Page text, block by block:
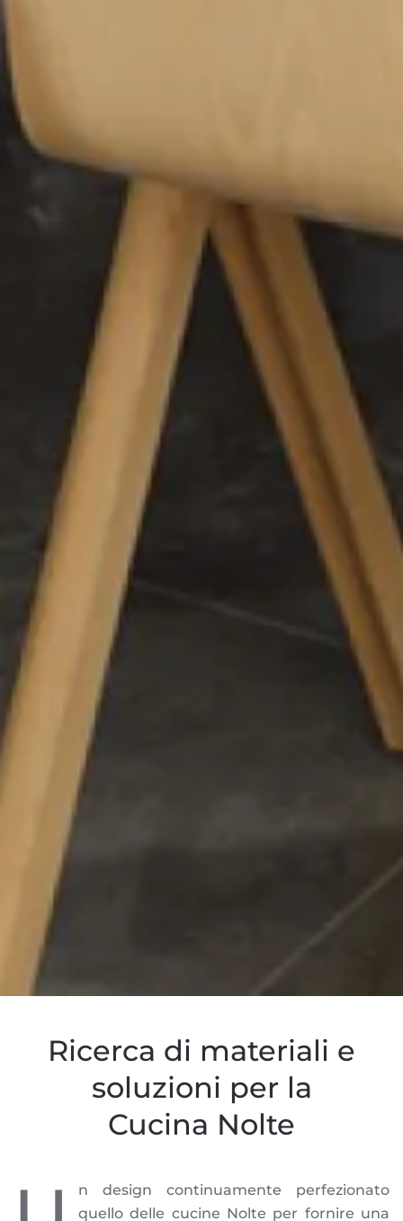
Ricerca di materiali e
soluzioni per la
Cucina Nolte
n design continuamente perfezionato
quello delle cucine Nolte per fornire una